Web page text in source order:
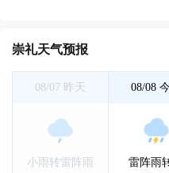
崇礼天气预报
08/07 昨天
小雨转雷阵雨
08/08
雷阵雨